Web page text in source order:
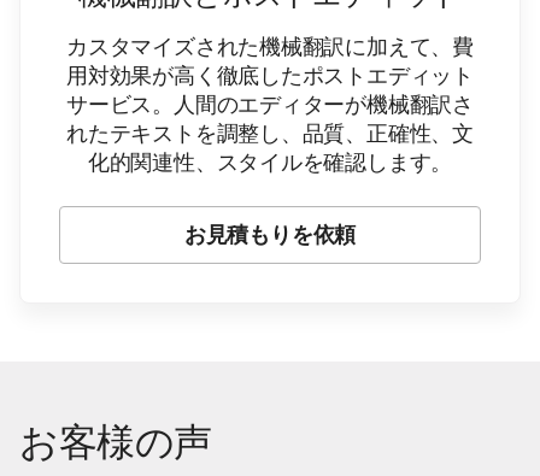
カスタマイズされた機械翻訳に加えて、費
用対効果が高く徹底したポストエディット
サービス。人間のエディターが機械翻訳さ
れたテキストを調整し、品質、正確性、文
化的関連性、スタイルを確認します。
お見積もりを依頼
お客様の声